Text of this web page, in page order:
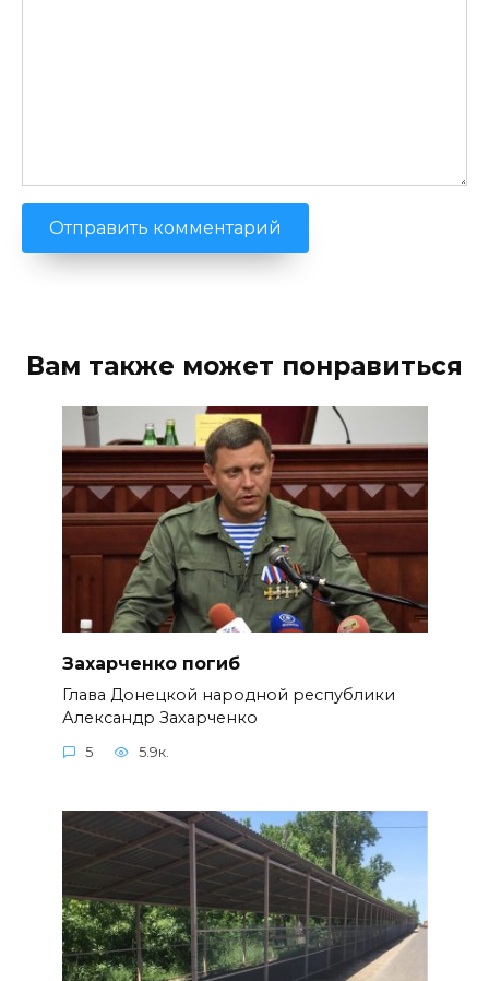
Вам также может понравиться
Захарченко погиб
Глава Донецкой народной республики
Александр Захарченко
5 5.9к.